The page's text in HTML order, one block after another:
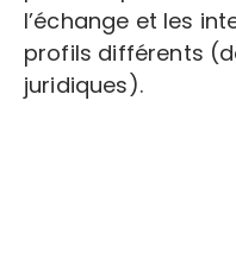
l’échange et les
profils différents
juridiques).